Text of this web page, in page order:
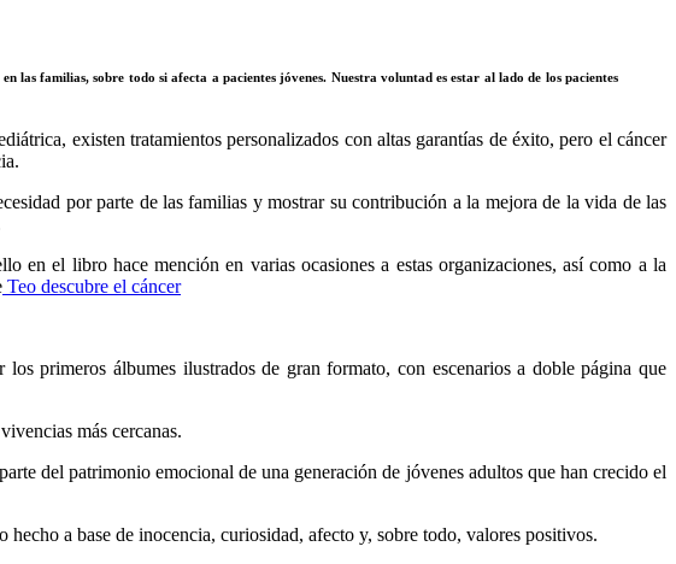
las familias, sobre todo si afecta a pacientes jóvenes. Nuestra voluntad es estar al lado de los pacientes
existen tratamientos personalizados con altas garantías de éxito, pero el cáncer
por parte de las familias y mostrar su contribución a la mejora de la vida de las
en el libro hace mención en varias ocasiones a estas organizaciones, así como a la
Teo descubre el cáncer
primeros álbumes ilustrados de gran formato, con escenarios a doble página que
más cercanas.
del patrimonio emocional de una generación de jóvenes adultos que han crecido el
a base de inocencia, curiosidad, afecto y, sobre todo, valores positivos.